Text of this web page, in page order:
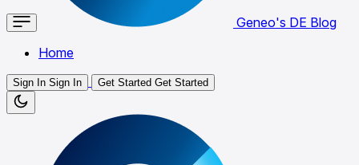
Geneo's DE Blog
Home
Sign In Sign In Get Started Get Started